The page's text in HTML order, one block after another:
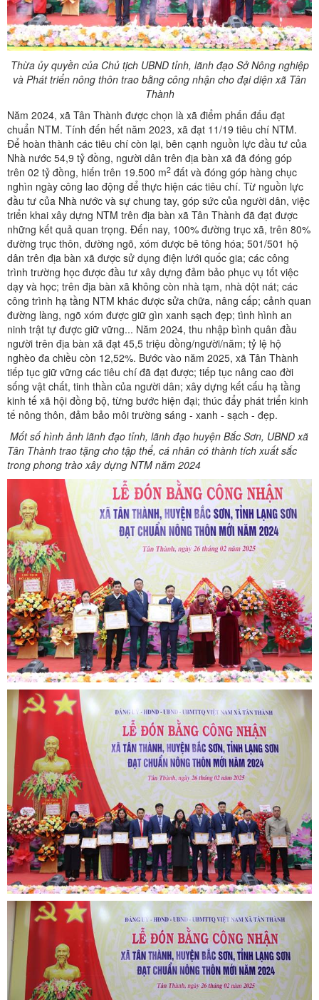
Thừa ủy quyền của Chủ tịch UBND tỉnh, lãnh đạo Sở Nông nghiệp
và Phát triển nông thôn trao bằng công nhận cho đại diện xã Tân
Thành
Năm 2024, xã Tân Thành được chọn là xã điểm phấn đấu đạt
chuẩn NTM. Tính đến hết năm 2023, xã đạt 11/19 tiêu chí NTM.
Để hoàn thành các tiêu chí còn lại, bên cạnh nguồn lực đầu tư của
Nhà nước 54,9 tỷ đồng, người dân trên địa bàn xã đã đóng góp
trên 02 tỷ đồng, hiến trên 19.500 m2 đất và đóng góp hàng chục
nghìn ngày công lao động để thực hiện các tiêu chí. Từ nguồn lực
đầu tư của Nhà nước và sự chung tay, góp sức của người dân, việc
triển khai xây dựng NTM trên địa bàn xã Tân Thành đã đạt được
những kết quả quan trọng. Đến nay, 100% đường trục xã, trên 80%
đường trục thôn, đường ngõ, xóm được bê tông hóa; 501/501 hộ
dân trên địa bàn xã được sử dụng điện lưới quốc gia; các công
trình trường học được đầu tư xây dựng đảm bảo phục vụ tốt việc
dạy và học; trên địa bàn xã không còn nhà tạm, nhà dột nát; các
công trình hạ tầng NTM khác được sửa chữa, nâng cấp; cảnh quan
đường làng, ngõ xóm được giữ gìn xanh sạch đẹp; tình hình an
ninh trật tự được giữ vững... Năm 2024, thu nhập bình quân đầu
người trên địa bàn xã đạt 45,5 triệu đồng/người/năm; tỷ lệ hộ
nghèo đa chiều còn 12,52%. Bước vào năm 2025, xã Tân Thành
tiếp tục giữ vững các tiêu chí đã đạt được; tiếp tục nâng cao đời
sống vật chất, tinh thần của người dân; xây dựng kết cấu hạ tầng
kinh tế xã hội đồng bộ, từng bước hiện đại; thúc đẩy phát triển kinh
tế nông thôn, đảm bảo môi trường sáng - xanh - sạch - đẹp.
Mốt số hình ảnh lãnh đạo tỉnh, lãnh đạo huyện Bắc Sơn, UBND xã
Tân Thành trao tặng cho tập thể, cá nhân có thành tích xuất sắc
trong phong trào xây dựng NTM năm 2024